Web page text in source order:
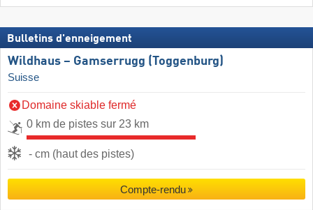
Bulletins d'enneigement
Wildhaus – Gamserrugg (Toggenburg)
Suisse
Domaine skiable fermé
0 km de pistes sur 23 km
- cm (haut des pistes)
Compte-rendu